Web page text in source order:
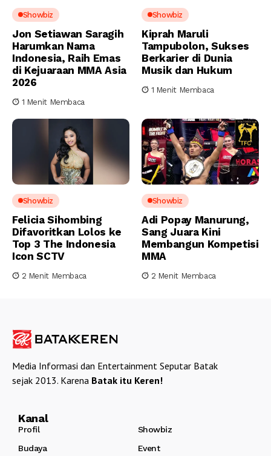
Showbiz
Jon Setiawan Saragih
Harumkan Nama
Indonesia, Raih Emas
di Kejuaraan MMA Asia
2026
1 Menit Membaca
Showbiz
Kiprah Maruli
Tampubolon, Sukses
Berkarier di Dunia
Musik dan Hukum
1 Menit Membaca
Showbiz
Felicia Sihombing
Difavoritkan Lolos ke
Top 3 The Indonesia
Icon SCTV
2 Menit Membaca
Showbiz
Adi Popay Manurung,
Sang Juara Kini
Membangun Kompetisi
MMA
2 Menit Membaca
Media Informasi dan Entertainment Seputar Batak
sejak 2013. Karena Batak itu Keren!
Kanal
Profil
Showbiz
Budaya
Event